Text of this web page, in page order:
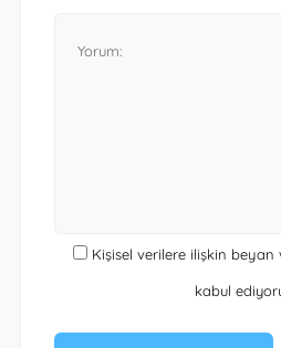
Kişisel verilere ilişkin beyan
kabul